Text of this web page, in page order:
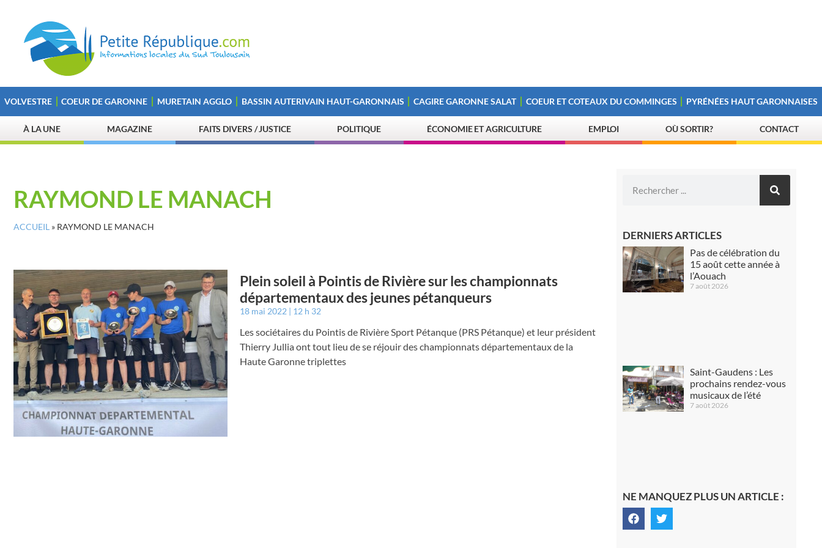
VOLVESTRE COEUR DE GARONNE MURETAIN AGGLO BASSIN AUTERIVAIN HAUT-GARONNAIS CAGIRE GARONNE SALAT COEUR ET COTEAUX DU COMMINGES PYRÉNÉES HAUT GARONNAISES
À LA UNE MAGAZINE FAITS DIVERS / JUSTICE POLITIQUE ÉCONOMIE ET AGRICULTURE EMPLOI OÙ SORTIR? CONTACT
RAYMOND LE MANACH
ACCUEIL » RAYMOND LE MANACH
Plein soleil à Pointis de Rivière sur les championnats
départementaux des jeunes pétanqueurs
18 mai 2022 12 h 32
Les sociétaires du Pointis de Rivière Sport Pétanque (PRS Pétanque) et leur président
Thierry Jullia ont tout lieu de se réjouir des championnats départementaux de la
Haute Garonne triplettes
DERNIERS ARTICLES
Pas de célébration du
15 août cette année à
l’Aouach
7 août 2026
Saint-Gaudens : Les
prochains rendez-vous
musicaux de l’été
7 août 2026
NE MANQUEZ PLUS UN ARTICLE :